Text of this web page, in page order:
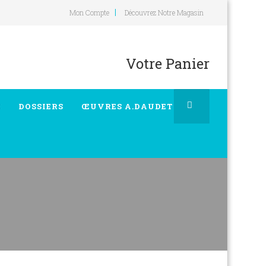
Mon Compte Découvrez Notre Magasin
Votre Panier
DOSSIERS ŒUVRES A.DAUDET